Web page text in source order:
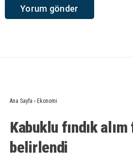
Ana Sayfa › Ekonomi
Kabuklu fındık
belirlendi